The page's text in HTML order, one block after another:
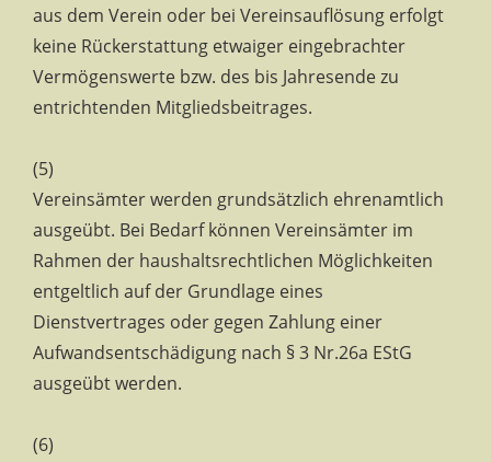
aus dem Verein oder bei Vereinsauflösung erfolgt
keine Rückerstattung etwaiger eingebrachter
Vermögenswerte bzw. des bis Jahresende zu
entrichtenden Mitgliedsbeitrages.
(5)
Vereinsämter werden grundsätzlich ehrenamtlich
ausgeübt. Bei Bedarf können Vereinsämter im
Rahmen der haushaltsrechtlichen Möglichkeiten
entgeltlich auf der Grundlage eines
Dienstvertrages oder gegen Zahlung einer
Aufwandsentschädigung nach § 3 Nr.26a EStG
ausgeübt werden.
(6)